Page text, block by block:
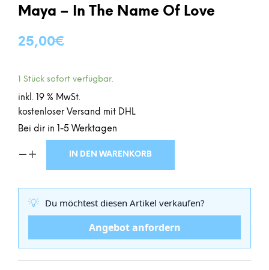
Maya – In The Name Of Love
25,00€
1 Stück sofort verfügbar.
inkl. 19 % MwSt.
kostenloser Versand mit DHL
Bei dir in 1-5 Werktagen
IN DEN WARENKORB
💡 Du möchtest diesen Artikel verkaufen?
Angebot anfordern